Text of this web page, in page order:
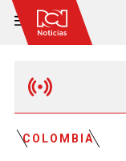
COLOMBIA